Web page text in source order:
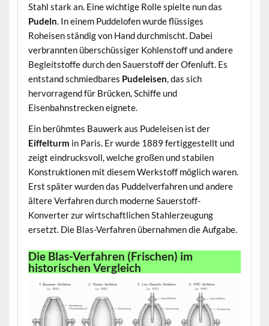
Stahl stark an. Eine wichtige Rolle spielte nun das
Pudeln. In einem Puddelofen wurde flüssiges
Roheisen ständig von Hand durchmischt. Dabei
verbrannten überschüssiger Kohlenstoff und andere
Begleitstoffe durch den Sauerstoff der Ofenluft. Es
entstand schmiedbares Pudeleisen, das sich
hervorragend für Brücken, Schiffe und
Eisenbahnstrecken eignete.
Ein berühmtes Bauwerk aus Pudeleisen ist der
Eiffelturm in Paris. Er wurde 1889 fertiggestellt und
zeigt eindrucksvoll, welche großen und stabilen
Konstruktionen mit diesem Werkstoff möglich waren.
Erst später wurden das Puddelverfahren und andere
ältere Verfahren durch moderne Sauerstoff-
Konverter zur wirtschaftlichen Stahlerzeugung
ersetzt. Die Blas-Verfahren übernahmen die Aufgabe.
Die Blas-Verfahren (Frischen) im
historischen Vergleich